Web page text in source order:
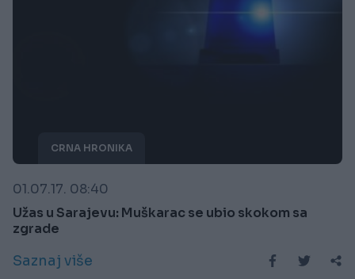
CRNA HRONIKA
01.07.17. 08:40
Užas u Sarajevu: Muškarac se ubio skokom sa
zgrade
Saznaj više